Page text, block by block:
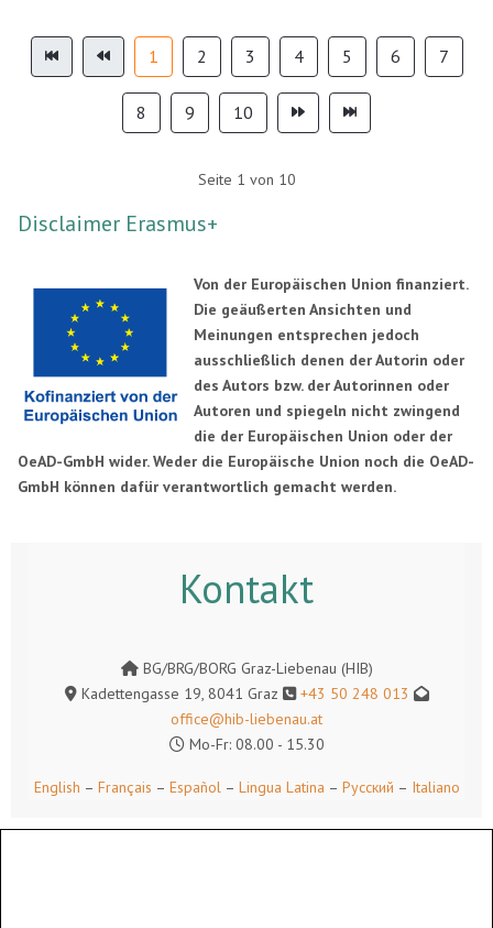
1 2 3 4 5 6 7
8 9 10
Seite 1 von 10
Disclaimer Erasmus+
Von der Europäischen Union finanziert.
Die geäußerten Ansichten und
Meinungen entsprechen jedoch
ausschließlich denen der Autorin oder
des Autors bzw. der Autorinnen oder
Autoren und spiegeln nicht zwingend
die der Europäischen Union oder der
OeAD-GmbH wider. Weder die Europäische Union noch die OeAD-
GmbH können dafür verantwortlich gemacht werden.
Kontakt
BG/BRG/BORG Graz-Liebenau (HIB)
Kadettengasse 19, 8041 Graz
+43 50 248 013
office@hib-liebenau.at
Mo-Fr: 08.00 - 15.30
English – Français – Español– Lingua Latina – Русский – Italiano